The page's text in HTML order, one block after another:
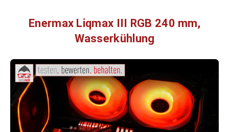
Enermax Liqmax III RGB 240 mm,
Wasserkühlung